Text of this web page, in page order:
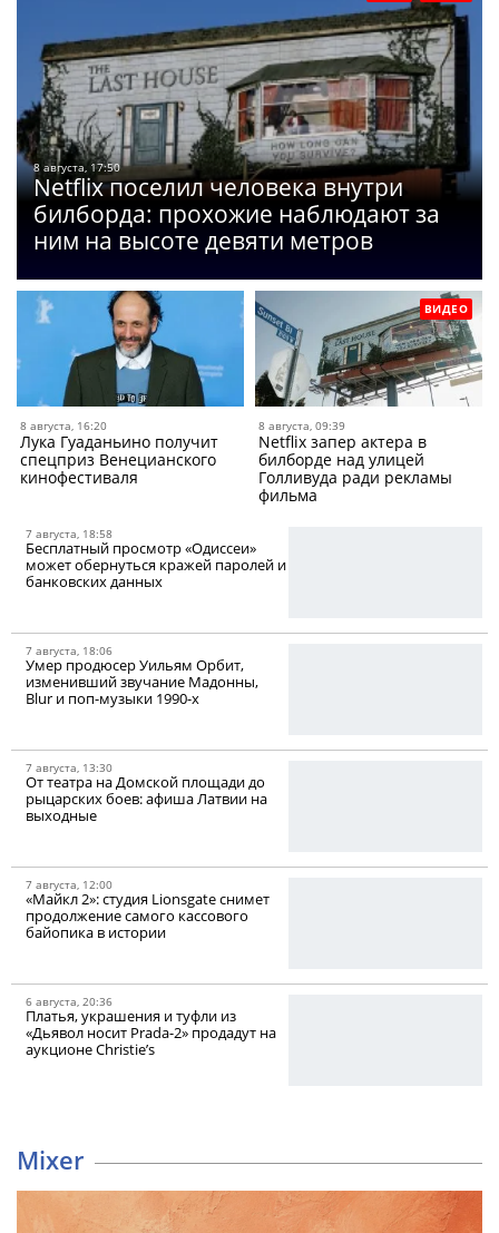
8 августа, 17:50
Netflix поселил человека внутри
билборда: прохожие наблюдают за
ним на высоте девяти метров
8 августа, 16:20
Лука Гуаданьино получит
спецприз Венецианского
кинофестиваля
ВИДЕО
8 августа, 09:39
Netflix запер актера в
билборде над улицей
Голливуда ради рекламы
фильма
7 августа, 18:58
Бесплатный просмотр «Одиссеи»
может обернуться кражей паролей и
банковских данных
7 августа, 18:06
Умер продюсер Уильям Орбит,
изменивший звучание Мадонны,
Blur и поп-музыки 1990-х
7 августа, 13:30
От театра на Домской площади до
рыцарских боев: афиша Латвии на
выходные
7 августа, 12:00
«Майкл 2»: студия Lionsgate снимет
продолжение самого кассового
байопика в истории
6 августа, 20:36
Платья, украшения и туфли из
«Дьявол носит Prada-2» продадут на
аукционе Christie’s
Mixer